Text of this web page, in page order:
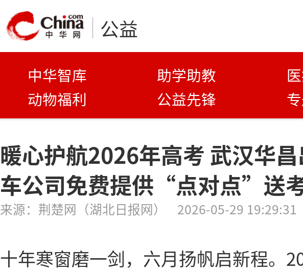
公益
中华智库 助学助教
动物福利
公益先锋
暖心护航2026年高考 武汉华
车公司免费提供“点对点”送
来源： 荆楚网（湖北日报网） 2026-05-29 19:29:31
十年寒窗磨一剑，六月扬帆启新程。